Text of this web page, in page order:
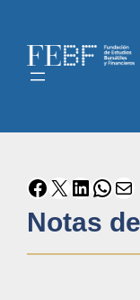
Notas